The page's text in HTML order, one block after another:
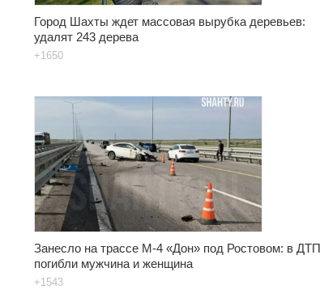
Город Шахты ждет массовая вырубка деревьев:
удалят 243 дерева
+1650
Занесло на трассе М-4 «Дон» под Ростовом: в ДТП
погибли мужчина и женщина
+1543